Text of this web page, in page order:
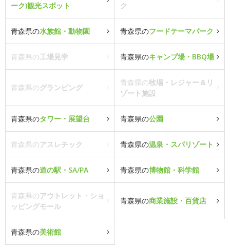
ーク)観光スポット
ク
青森県の水族館・動物園 青森県のフードテーマパーク
青森県の工場見学 青森県のキャンプ場・BBQ場
青森県のグランピング
青森県の牧場・レジャー＆リ
ゾート施設
青森県のタワー・展望台 青森県の公園
青森県のアスレチック 青森県の温泉・スパリゾート
青森県の道の駅・SA/PA 青森県の博物館・科学館
青森県のアウトレット・ショ
ッピングモール
青森県の商業施設・百貨店
青森県の美術館